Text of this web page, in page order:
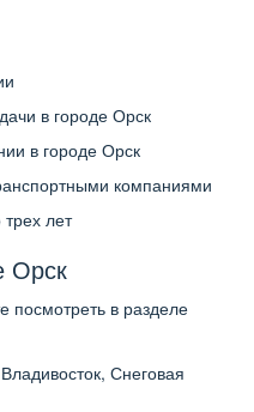
в городе Орск
в городе Орск
компаниями
лет
Орск
посмотреть в разделе
Снеговая